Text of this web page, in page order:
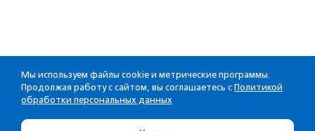
Мы используем файлы cookie и метрические программы.
Продолжая работу с сайтом, вы соглашаетесь с Политикой
обработки персональных данных